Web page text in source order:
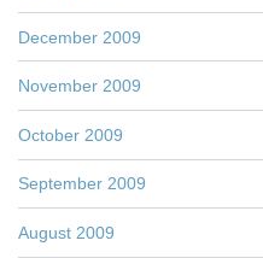
December 2009
November 2009
October 2009
September 2009
August 2009